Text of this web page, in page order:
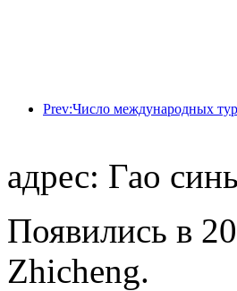
адрес: Гао
Появились в
Zhicheng.